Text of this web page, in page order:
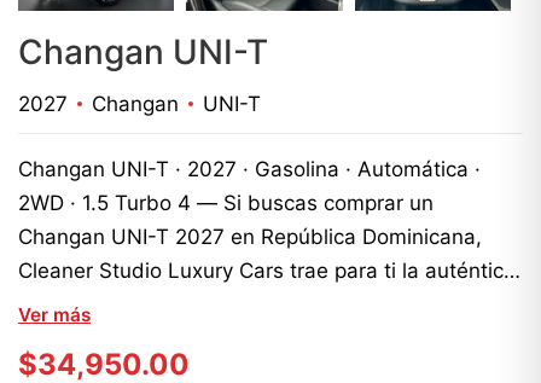
Changan UNI-T
2027 Changan UNI-T
Changan UNI-T · 2027 · Gasolina · Automática ·
2WD · 1.5 Turbo 4 — Si buscas comprar un
Changan UNI-T 2027 en República Dominicana,
Cleaner Studio Luxury Cars trae para ti la auténtica
revolución del diseño automotriz. Esta unidad
tradicionales, consolidándose como una opción
Ver más
$34,950.00